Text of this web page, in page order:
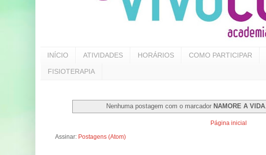
INÍCIO ATIVIDADES HORÁRIOS COMO PARTICIPAR
FISIOTERAPIA
Nenhuma postagem com o marcador NAMORE A VIDA.
Página inicial
Assinar: Postagens (Atom)